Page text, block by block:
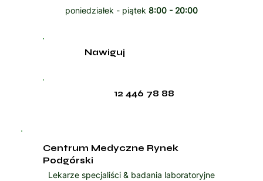
poniedziałek - piątek 8:00 - 20:00
12 446 78 88
Nawiguj
Centrum Medyczne Rynek
Podgórski
Lekarze specjaliści & badania laboratoryjne